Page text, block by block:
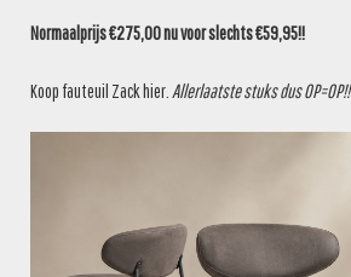
BANKEN
Normaalprijs €275,00 nu voor slechts €59,95!!
Koop fauteuil Zackhier Allerlaatste stuks dus OP=OP!!